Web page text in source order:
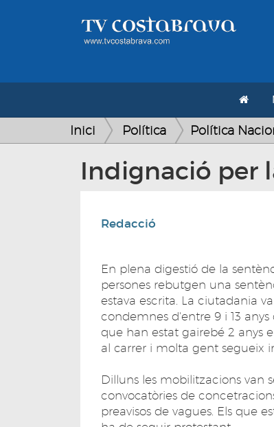
Inici Política Política
Indignació per
Redacció
En plena digestió de la
persones rebutgen una
estava escrita. La ciutadania
condemnes d'entre 9 i 13
que han estat gairebé 2 anys
al carrer i molta gent segueix
Dilluns les mobilitzacions van
convocatòries de
preavisos de vagues. Els que